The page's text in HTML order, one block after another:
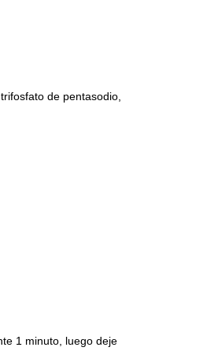
de pentasodio,
1 minuto, luego deje